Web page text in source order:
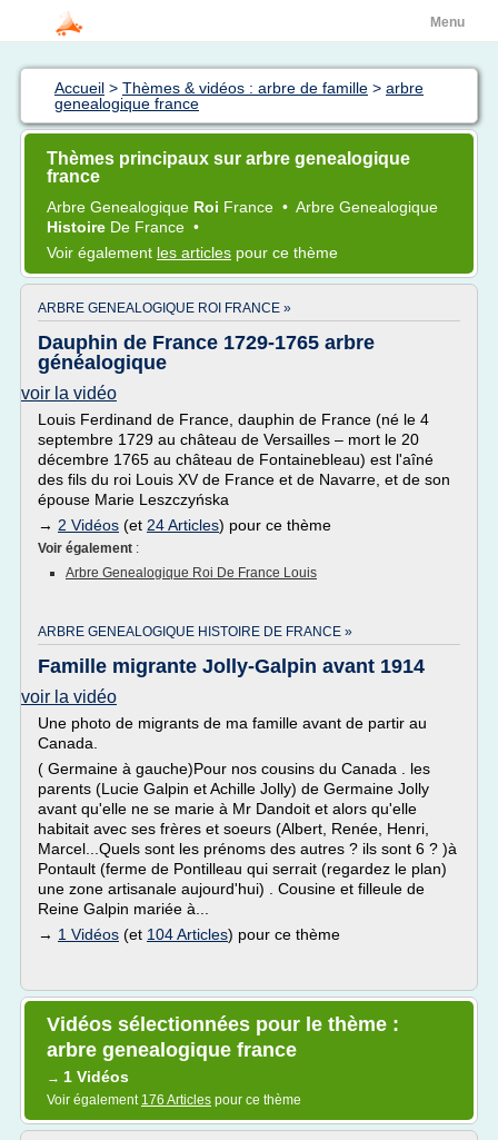
Menu
Accueil > Thèmes & vidéos : arbre de famille > arbre
genealogique france
Thèmes principaux sur arbre genealogique
france
Arbre Genealogique Roi France • Arbre Genealogique
Histoire De France •
Voir également les articles pour ce thème
ARBRE GENEALOGIQUE ROI FRANCE »
Dauphin de France 1729-1765 arbre
généalogique
voir la vidéo
Louis Ferdinand de France, dauphin de France (né le 4
septembre 1729 au château de Versailles – mort le 20
décembre 1765 au château de Fontainebleau) est l'aîné
des fils du roi Louis XV de France et de Navarre, et de son
épouse Marie Leszczyńska
→ 2 Vidéos (et 24 Articles) pour ce thème
Voir également :
Arbre Genealogique Roi De France Louis
ARBRE GENEALOGIQUE HISTOIRE DE FRANCE »
Famille migrante Jolly-Galpin avant 1914
voir la vidéo
Une photo de migrants de ma famille avant de partir au
Canada.
( Germaine à gauche)Pour nos cousins du Canada . les
parents (Lucie Galpin et Achille Jolly) de Germaine Jolly
avant qu'elle ne se marie à Mr Dandoit et alors qu'elle
habitait avec ses frères et soeurs (Albert, Renée, Henri,
Marcel...Quels sont les prénoms des autres ? ils sont 6 ? )à
Pontault (ferme de Pontilleau qui serrait (regardez le plan)
une zone artisanale aujourd'hui) . Cousine et filleule de
Reine Galpin mariée à...
→ 1 Vidéos (et 104 Articles) pour ce thème
Vidéos sélectionnées pour le thème :
arbre genealogique france
→ 1 Vidéos
Voir également 176 Articles pour ce thème